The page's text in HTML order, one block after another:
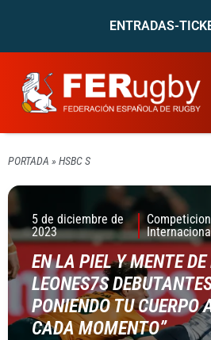
ENTRADAS-
PORTADA » HSBC S
5 de diciembre de
2023
EN LA PIEL Y MENTE
LEONES7S
PONIENDO TU CUERPO
CADA MOMENTO”